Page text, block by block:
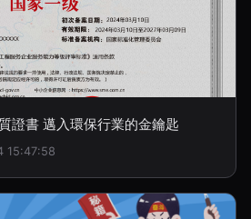
證書 邁入環保行業的金鑰匙
15:47:58